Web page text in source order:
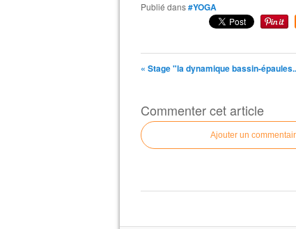
Publié dans#YOGA
« Stage "la dynamique bassin-
Commenter cet article
Ajouter un